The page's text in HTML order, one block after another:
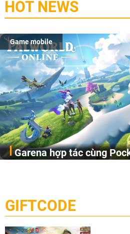
HOT NEWS
Game mobile
Garena hợp tác cùng
cầu, theo giấy phép chính thức
Pocketpair, Inc.
GIFTCODE